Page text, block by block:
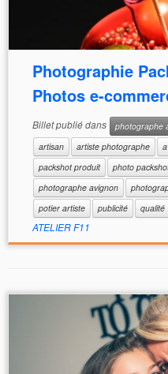
Photographie
Photos e-
Billet publié dans photographe
artisan
artiste photographe
packshot produit
photo
photographe avignon
potier artiste
publicité qualité
ATELIER F11